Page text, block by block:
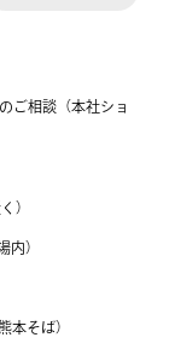
ご相談（本社ショ
）
内）
本そば）